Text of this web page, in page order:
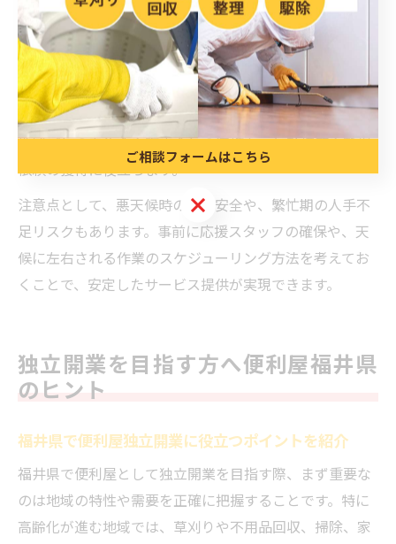
福井県内は高齢化率が高い地域も多く、依頼者の中には
一人暮らしの高齢者も少なくありません。コミュニケー
ションを重視し、安心して利用できる体制づくりや、女
性スタッフの同行なども検討材料となります。さらに、
地域ごとの自治会や町内会との連携も、信頼構築や新規
依頼の獲得に役立ちます。
注意点として、悪天候時の作業安全や、繁忙期の人手不
足リスクもあります。事前に応援スタッフの確保や、天
候に左右される作業のスケジューリング方法を考えてお
くことで、安定したサービス提供が実現できます。
独立開業を目指す方へ便利屋福井県
のヒント
福井県で便利屋独立開業に役立つポイントを紹介
福井県で便利屋として独立開業を目指す際、まず重要な
のは地域の特性や需要を正確に把握することです。特に
高齢化が進む地域では、草刈りや不用品回収、掃除、家
ご相談フォームはこちら
ご相談フォームはこちら